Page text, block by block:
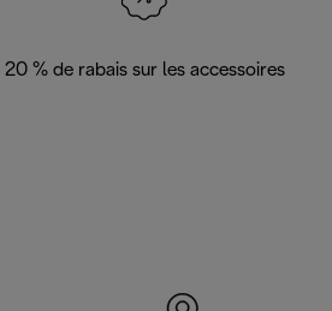
20 % de rabais sur les accessoires